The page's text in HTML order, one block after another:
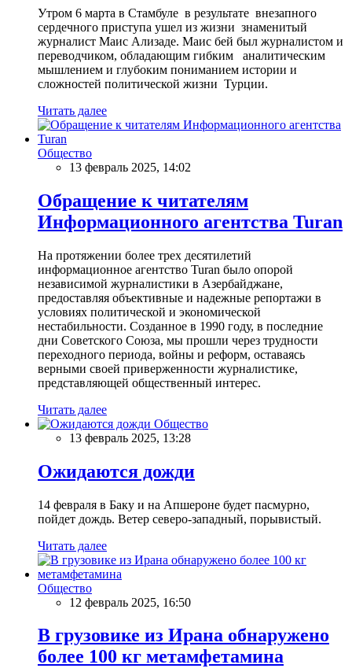
Утром 6 марта в Стамбуле в результате внезапного
сердечного приступа ушел из жизни знаменитый
журналист Маис Ализаде. Маис бей был журналистом и
переводчиком, обладающим гибким аналитическим
мышлением и глубоким пониманием истории и
сложностей политической жизни Турции.
Читать далее
Общество
13 февраль 2025, 14:02
Обращение к читателям
Информационного агентства Turan
На протяжении более трех десятилетий
информационное агентство Turan было опорой
независимой журналистики в Азербайджане,
предоставляя объективные и надежные репортажи в
условиях политической и экономической
нестабильности. Созданное в 1990 году, в последние
дни Советского Союза, мы прошли через трудности
переходного периода, войны и реформ, оставаясь
верными своей приверженности журналистике,
представляющей общественный интерес.
Читать далее
Общество
13 февраль 2025, 13:28
Ожидаются дожди
14 февраля в Баку и на Апшероне будет пасмурно,
пойдет дождь. Ветер северо-западный, порывистый.
Читать далее
Общество
12 февраль 2025, 16:50
В грузовике из Ирана обнаружено
более 100 кг метамфетамина